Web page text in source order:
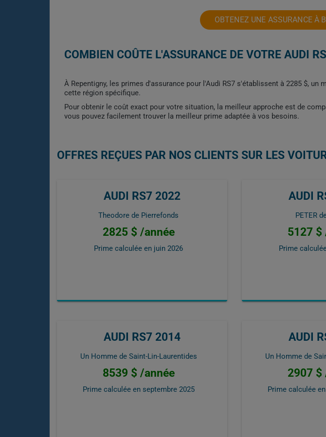
OBTENEZ UNE ASSURANCE À
COMBIEN COÛTE L'ASSURANCE DE VOTRE AUDI
À Repentigny, les primes d'assurance pour l'Audi RS7 s'établissent à 2285 $,
cette région spécifique.
Pour obtenir le coût exact pour votre situation, la meilleur approche est de
vous pouvez facilement trouver la meilleur prime adaptée à vos besoins.
OFFRES REÇUES PAR NOS CLIENTS SUR LES
AUDI RS7 2022
Theodore de Pierrefonds
2825 $ /année
Prime calculée en juin 2026
AUDI
PETER
5127 $
Prime
AUDI RS7 2014
Un Homme de Saint-Lin-Laurentides
8539 $ /année
Prime calculée en septembre 2025
AUDI
Un Homme de
2907 $
Prime calculée en